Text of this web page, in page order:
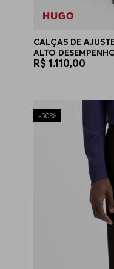
CALÇAS DE
ALTO
R$ 1.110,00
-50%